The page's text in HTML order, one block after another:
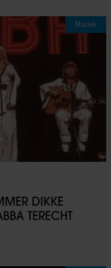
Muziek
DIKKE
TERECHT